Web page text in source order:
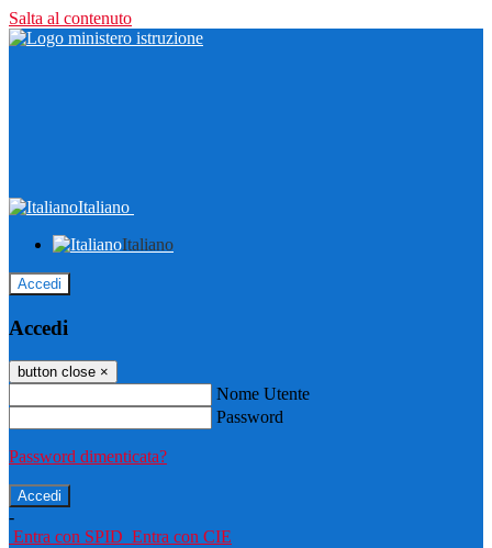
Salta al contenuto
Italiano
Italiano
Accedi
Accedi
button close ×
Nome Utente
Password
Password dimenticata?
-
Entra con SPID Entra con CIE